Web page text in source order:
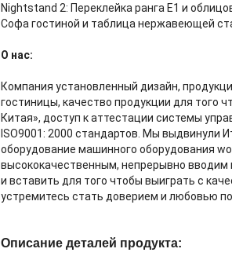
Nightstand 2: Переклейка ранга E1 и
Софа гостиной и таблица нержавеющей
О нас:
Компания установленный дизайн,
гостиницы, качество продукции для того
Китая», доступ к аттестации системы
ISO9001: 2000 стандартов. Мы выдвинули
оборудование машинного оборудования
высококачественным, непрерывно вводим
и вставить для того чтобы выиграть с
устремитесь стать доверием и любовью
Описание деталей продукта: